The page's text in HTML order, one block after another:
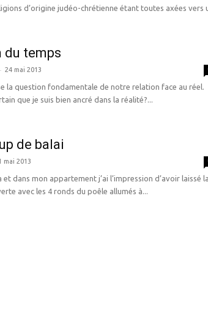
d’origine judéo-chrétienne étant toutes axées vers
du temps
- 24 mai 2013
la question fondamentale de notre relation face au réel.
que je suis bien ancré dans la réalité?...
de balai
mai 2013
et dans mon appartement j’ai l’impression d’avoir laissé la
avec les 4 ronds du poêle allumés à...